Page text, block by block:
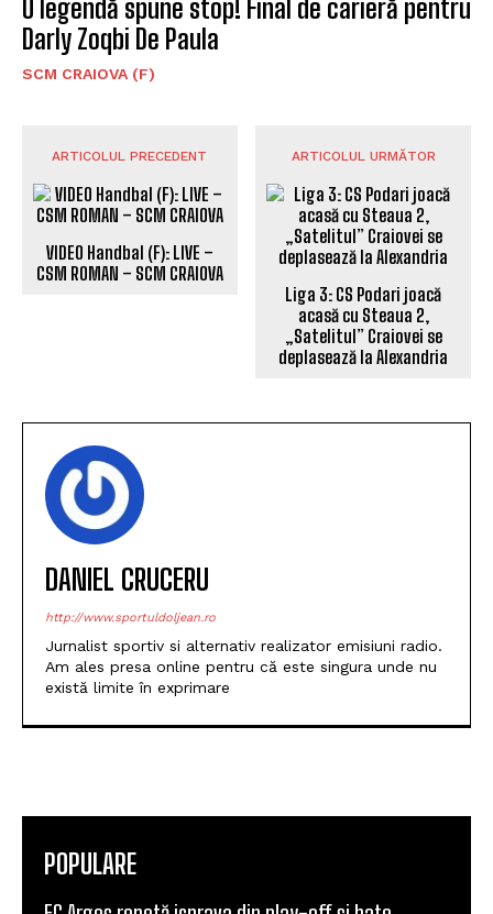
O legendă spune stop! Final de carieră pentru
Darly Zoqbi De Paula
SCM CRAIOVA (F)
ARTICOLUL PRECEDENT
CSM ROMAN – SCM CRAIOVA
ARTICOLUL URMĂTOR
Liga 3: CS Podari joacă
acasă cu Steaua 2,
„Satelitul” Craiovei se
deplasează la Alexandria
DANIEL CRUCERU
Jurnalist sportiv si alternativ realizator emisiuni radio.
există limite în exprimare
FC Argeș repetă isprava din play-off și bate
Craiova pe „Oblemenco”